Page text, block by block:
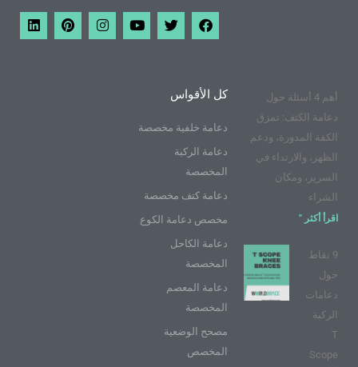
ف
ي
س
ك
ت
و
ي
م
و
ق
ا
ن
س
ب
ي
ن
ي
ن
ك
أهم 4 أسئلة حول
دعامة الكتف: تمزق
الكفة المدورة، ودعم
الظهر، والارتداء في
السرير، ومكان
الشراء
اقرأ أكثر "
9 نقاط
حول
دعامات
الركبة
T
Scope
كل الأقواس
دعامة خلفية مخصصة
دعامة الركبة
المخصصة
دعامة كتف مخصصة
مخصص دعامة الكوع
دعامة الكاحل
المخصصة
دعامة المعصم
المخصصة
مصحح الوضعية
المخصص